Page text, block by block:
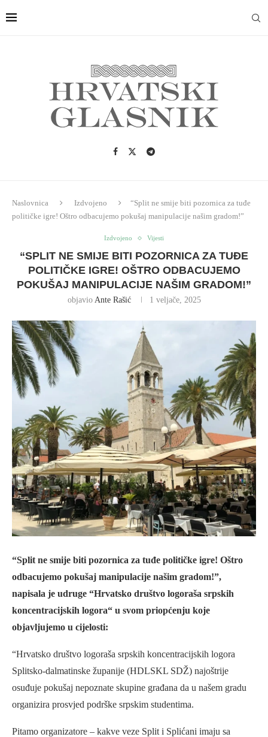
Naslovnica Izdvojeno
“Split ne smije biti pozornica za tuđe
političke igre! Oštro odbacujemo pokušaj manipulacije našim gradom!”
Izdvojeno Vijesti
“SPLIT NE SMIJE BITI POZORNICA ZA TUĐE
POLITIČKE IGRE! OŠTRO ODBACUJEMO
POKUŠAJ MANIPULACIJE NAŠIM GRADOM!”
objavio Ante Rašić 1 veljače, 2025
“Split ne smije biti pozornica za tuđe političke igre! Oštro
odbacujemo pokušaj manipulacije našim gradom!”,
napisala je udruge “Hrvatsko društvo logoraša srpskih
koncentracijskih logora“ u svom priopćenju koje
objavljujemo u cijelosti:
“Hrvatsko društvo logoraša srpskih koncentracijskih logora
Splitsko-dalmatinske županije (HDLSKL SDŽ) najoštrije
osuđuje pokušaj nepoznate skupine građana da u našem gradu
organizira prosvjed podrške srpskim studentima.
Pitamo organizatore – kakve veze Split i Splićani imaju sa